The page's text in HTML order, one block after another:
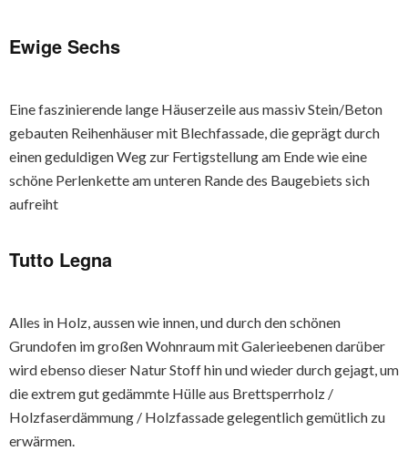
Ewige Sechs
Eine faszinierende lange Häuserzeile aus massiv Stein/Beton
gebauten Reihenhäuser mit Blechfassade, die geprägt durch
einen geduldigen Weg zur Fertigstellung am Ende wie eine
schöne Perlenkette am unteren Rande des Baugebiets sich
aufreiht
Tutto Legna
Alles in Holz, aussen wie innen, und durch den schönen
Grundofen im großen Wohnraum mit Galerieebenen darüber
wird ebenso dieser Natur Stoff hin und wieder durch gejagt, um
die extrem gut gedämmte Hülle aus Brettsperrholz /
Holzfaserdämmung / Holzfassade gelegentlich gemütlich zu
erwärmen.